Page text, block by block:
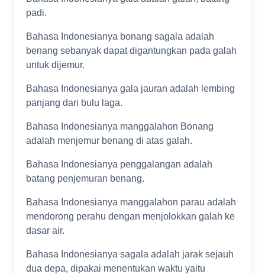
padi.
Bahasa Indonesianya bonang sagala adalah
benang sebanyak dapat digantungkan pada galah
untuk dijemur.
Bahasa Indonesianya gala jauran adalah lembing
panjang dari bulu laga.
Bahasa Indonesianya manggalahon Bonang
adalah menjemur benang di atas galah.
Bahasa Indonesianya penggalangan adalah
batang penjemuran benang.
Bahasa Indonesianya manggalahon parau adalah
mendorong perahu dengan menjolokkan galah ke
dasar air.
Bahasa Indonesianya sagala adalah jarak sejauh
dua depa, dipakai menentukan waktu yaitu